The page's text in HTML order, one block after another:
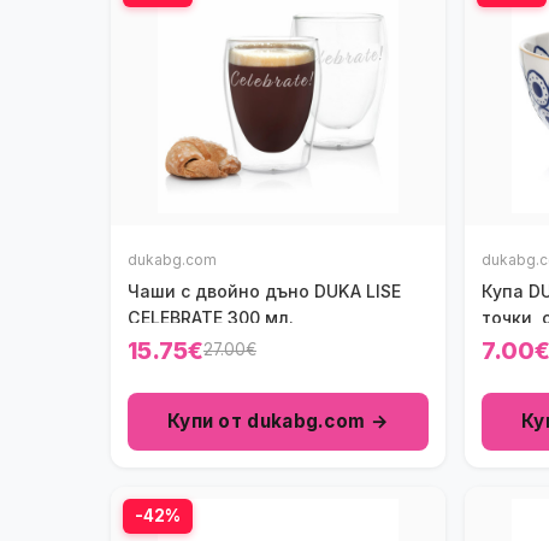
dukabg.com
Чаши с двойно дъно DUKA LISE
CELEBRATE 300 мл.
15.75€27.00€
Купи от dukabg.com →
Купа
точки,
7.00€
-42%